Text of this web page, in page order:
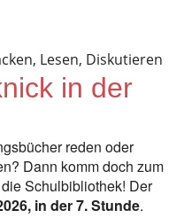
Lesen, Diskutieren
in der
reden oder
Dann komm doch zum
Schulbibliothek! Der
in der 7. Stunde.